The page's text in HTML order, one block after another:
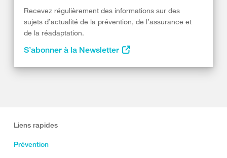
Recevez régulièrement des informations sur des
sujets d’actualité de la prévention, de l’assurance et
de la réadaptation.
S’abonner à la Newsletter
Liens rapides
Prévention